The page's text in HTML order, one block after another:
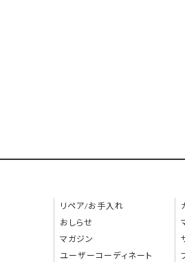
リペア/お手入れ
おしらせ
マガジン
ユーザーコーディネート